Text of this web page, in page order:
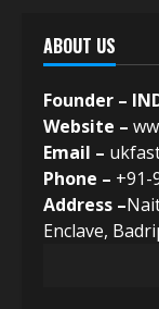
ABOUT US
Founder –
Website –
Email –
Phone – +91-
Address –
Enclave,